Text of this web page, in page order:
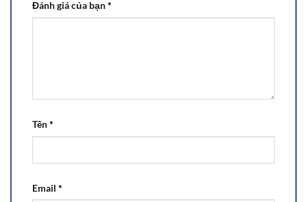
Đánh giá của bạn*
Tên*
Email *